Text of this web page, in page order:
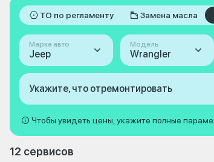
ТО по регламенту Замена масла
Марка авто
Jeep
Модель
Wrangler
Укажите, что отремонтировать
Чтобы увидеть цены, укажите полные
12 сервисов